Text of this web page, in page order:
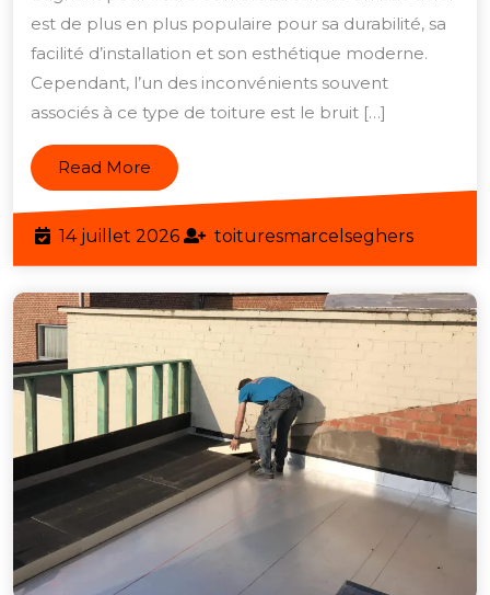
Bac
est de plus en plus populaire pour sa durabilité, sa
facilité d’installation et son esthétique moderne.
Cependant, l’un des inconvénients souvent
associés à ce type de toiture est le bruit […]
Read More Read
More
14 juillet 202614
juillet
2026
toituresmarcelseghers